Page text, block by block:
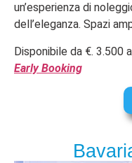
un’esperienza di
dell’eleganza. Spazi
Disponibile da €. 3.500
Early Booking